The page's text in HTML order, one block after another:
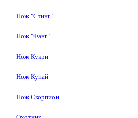
Нож "Стинг"
Нож "Фанг"
Нож Кукри
Нож Кунай
Нож Скорпион